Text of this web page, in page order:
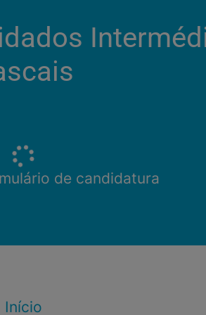
de candidatura
Início